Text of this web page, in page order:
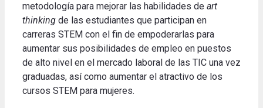
metodología para mejorar las habilidades de art
thinking de las estudiantes que participan en
carreras STEM con el fin de empoderarlas para
aumentar sus posibilidades de empleo en puestos
de alto nivel en el mercado laboral de las TIC una vez
graduadas, así como aumentar el atractivo de los
cursos STEM para mujeres.